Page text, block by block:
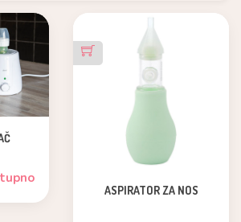
ASPIRATOR ZA NOS